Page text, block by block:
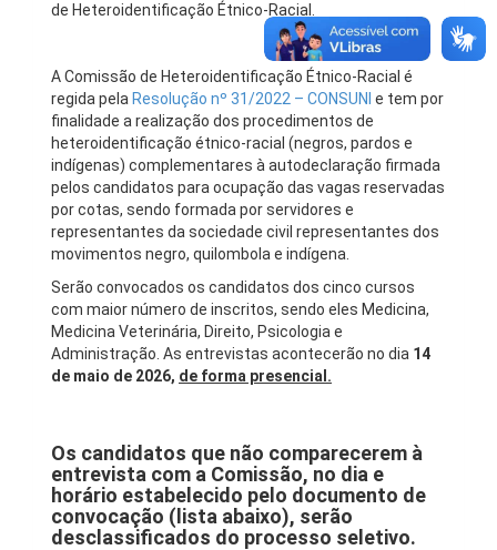
de Heteroidentificação Étnico-Racial.
A Comissão de Heteroidentificação Étnico-Racial é
regida pela Resolução nº 31/2022 – CONSUNI e tem por
finalidade a realização dos procedimentos de
heteroidentificação étnico-racial (negros, pardos e
indígenas) complementares à autodeclaração firmada
pelos candidatos para ocupação das vagas reservadas
por cotas, sendo formada por servidores e
representantes da sociedade civil representantes dos
movimentos negro, quilombola e indígena.
Serão convocados os candidatos dos cinco cursos
com maior número de inscritos, sendo eles Medicina,
Medicina Veterinária, Direito, Psicologia e
Administração. As entrevistas acontecerão no dia 14
de maio de 2026, de forma presencial.
Os candidatos que não comparecerem à
entrevista com a Comissão, no dia e
horário estabelecido pelo documento de
convocação (lista abaixo), serão
desclassificados do processo seletivo.